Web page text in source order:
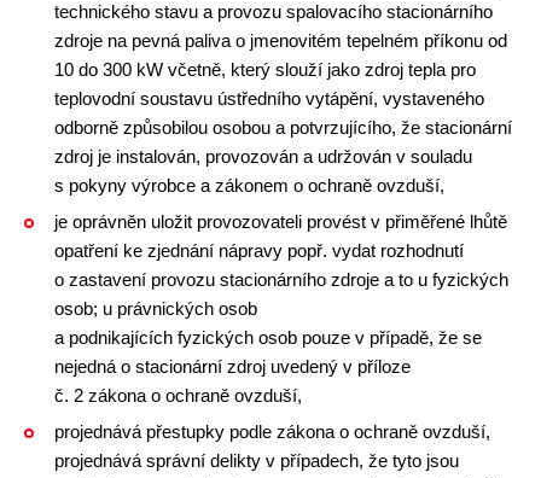
technického stavu a provozu spalovacího stacionárního
zdroje na pevná paliva o jmenovitém tepelném příkonu od
10 do 300 kW včetně, který slouží jako zdroj tepla pro
teplovodní soustavu ústředního vytápění, vystaveného
odborně způsobilou osobou a potvrzujícího, že stacionární
zdroj je instalován, provozován a udržován v souladu
s pokyny výrobce a zákonem o ochraně ovzduší,
je oprávněn uložit provozovateli provést v přiměřené lhůtě
opatření ke zjednání nápravy popř. vydat rozhodnutí
o zastavení provozu stacionárního zdroje a to u fyzických
osob; u právnických osob
a podnikajících fyzických osob pouze v případě, že se
nejedná o stacionární zdroj uvedený v příloze
č. 2 zákona o ochraně ovzduší,
projednává přestupky podle zákona o ochraně ovzduší,
projednává správní delikty v případech, že tyto jsou